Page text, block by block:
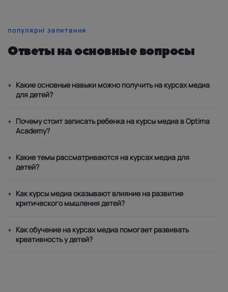
популярні запитання
Ответы на основные вопросы
+ Какие основные навыки можно получить на курсах медиа
для детей?
+ Почему стоит записать ребенка на курсы медиа в Optima
Academy?
+ Какие темы рассматриваются на курсах медиа для
детей?
+ Как курсы медиа оказывают влияние на развитие
критического мышления детей?
+ Как обучение на курсах медиа помогает развивать
креативность у детей?